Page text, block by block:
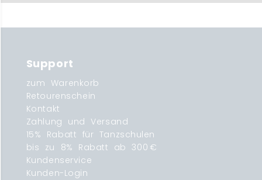
Support
zum Warenkorb
Retourenschein
Kontakt
Zahlung und Versand
15% Rabatt für Tanzschulen
bis zu 8% Rabatt ab 300 €
Kundenservice
Kunden-Login